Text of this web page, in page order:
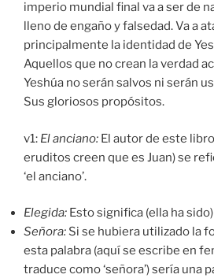
imperio mundial final va a ser de
lleno de engaño y falsedad. Va a
principalmente la identidad de
Aquellos que no crean la verdad
Yeshúa no serán salvos ni serán
Sus gloriosos propósitos.
v1: El anciano: El autor de este
eruditos creen que es Juan) se
‘el anciano’.
Elegida: Esto significa (ella ha
Señora: Si se hubiera utilizado la
esta palabra (aquí se escribe en
traduce como ‘señora’) sería una